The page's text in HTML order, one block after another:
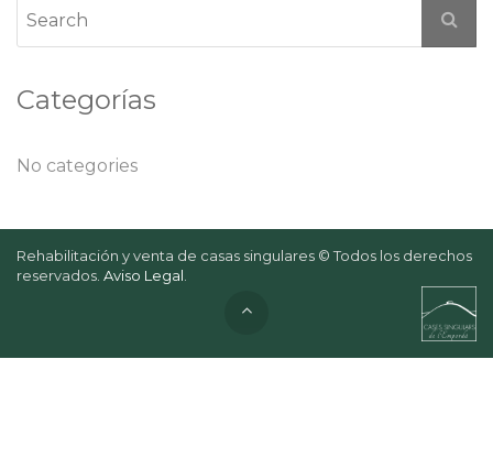
Categorías
No categories
Rehabilitación y venta de casas singulares © Todos los derechos
reservados. Aviso Legal